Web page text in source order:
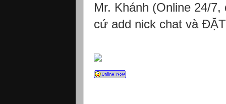
Mr. Khánh (Online 24/
cứ add nick chat và